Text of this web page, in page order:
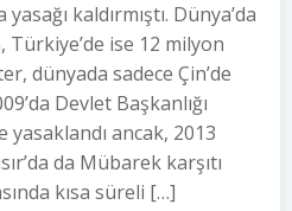
kaldırmıştı. Dünya’da
Türkiye’de ise 12 milyon
dünyada sadece Çin’de
Devlet Başkanlığı
ancak, 2013
da Mübarek karşıtı
kısa süreli […]